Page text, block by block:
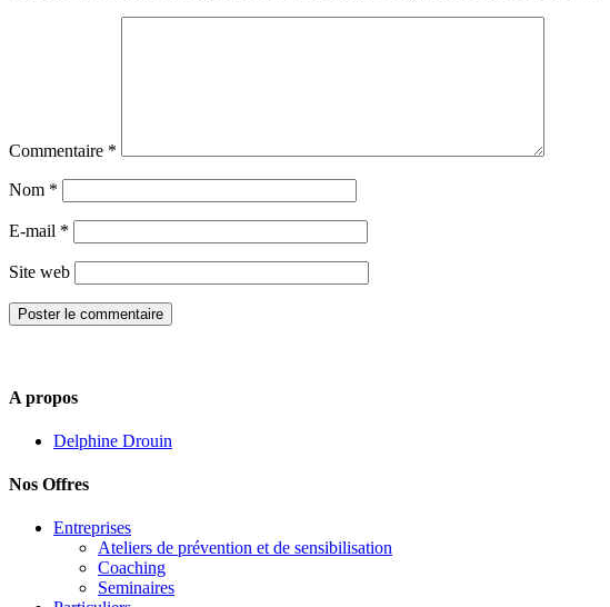
Commentaire *
Nom *
E-mail *
Site web
A propos
Delphine Drouin
Nos Offres
Entreprises
Ateliers de prévention et de sensibilisation
Coaching
Seminaires